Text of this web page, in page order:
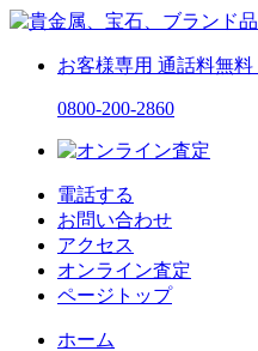
お客様専用 通話料無料
0800-200-2860
電話する
お問い合わせ
アクセス
オンライン査定
ページトップ
ホーム